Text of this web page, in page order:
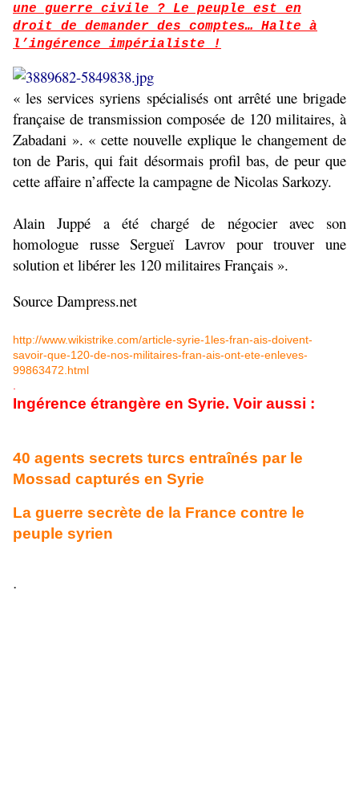
une guerre civile ? Le peuple est en
droit de demander des comptes… Halte à
l’ingérence impérialiste !
« les services syriens spécialisés ont arrêté une brigade
française de transmission composée de 120 militaires, à
Zabadani ». « cette nouvelle explique le changement de
ton de Paris, qui fait désormais profil bas, de peur que
cette affaire n’affecte la campagne de Nicolas Sarkozy.
Alain Juppé a été chargé de négocier avec son
homologue russe Sergueï Lavrov pour trouver une
solution et libérer les 120 militaires Français ».
Source Dampress.net
http://www.wikistrike.com/article-syrie-1les-fran-ais-doivent-
savoir-que-120-de-nos-militaires-fran-ais-ont-ete-enleves-
99863472.html
Ingérence étrangère en Syrie. Voir aussi :
40 agents secrets turcs entraînés par le
Mossad capturés en Syrie
La guerre secrète de la France contre le
peuple syrien
.